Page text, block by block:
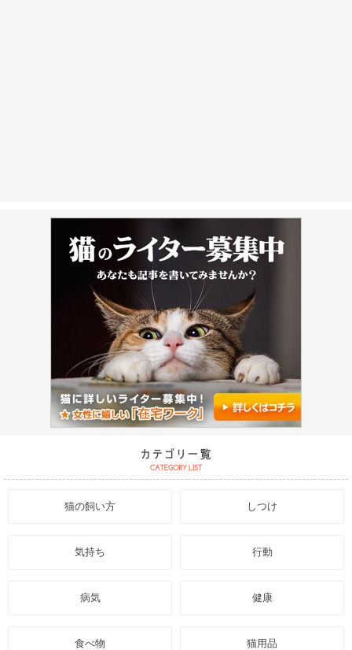
猫の飼い方 しつけ
気持ち 行動
病気 健康
食べ物 猫用品